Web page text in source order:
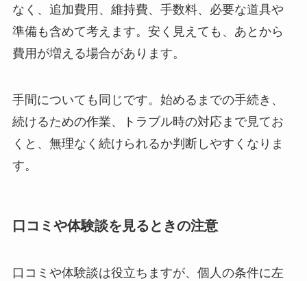
なく、追加費用、維持費、手数料、必要な道具や
準備も含めて考えます。安く見えても、あとから
費用が増える場合があります。
手間についても同じです。始めるまでの手続き、
続けるための作業、トラブル時の対応まで見てお
くと、無理なく続けられるか判断しやすくなりま
す。
口コミや体験談を見るときの注意
口コミや体験談は役立ちますが、個人の条件に左